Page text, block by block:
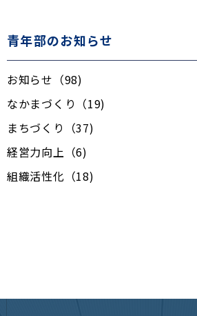
青年部のお知らせ
お知らせ（98)
なかまづくり（19)
まちづくり（37)
経営力向上（6)
組織活性化（18)